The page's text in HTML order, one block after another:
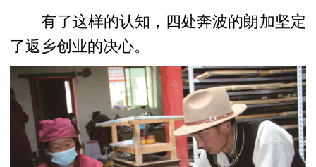
有了这样的认知，四处奔波的朗加坚定
了返乡创业的决心。